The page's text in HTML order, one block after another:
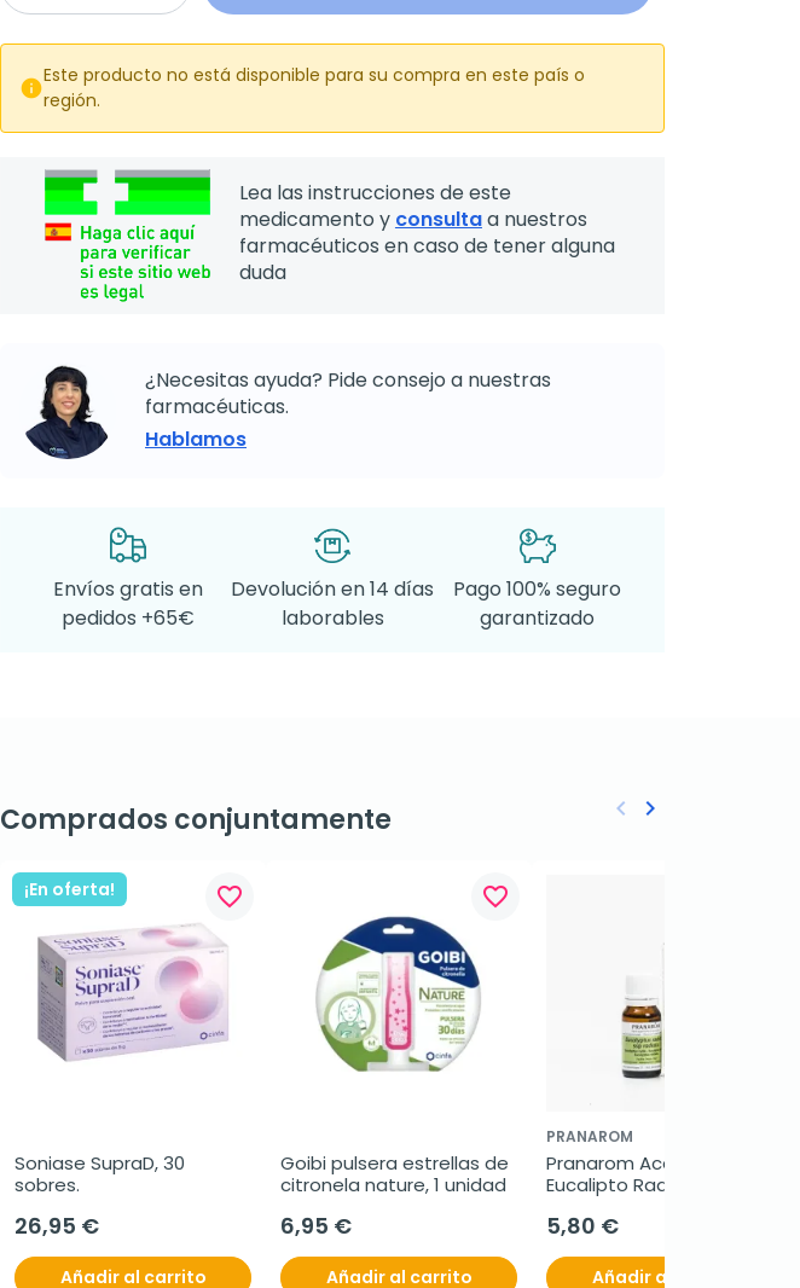

Este producto no está disponible para su compra en este país o
región.
Lea las instrucciones de este
medicamento y consultaa nuestros
farmacéuticos en caso de tener alguna
duda
¿Necesitas ayuda? Pide consejo a nuestras
farmacéuticas.
Hablamos
Envíos gratis en
pedidos +65€
Devolución en 14 días
laborables
Pago 100% seguro
garantizado
Comprados conjuntamente
¡En oferta! favorite_border
Soniase SupraD, 30
sobres.
26,95 €
Añadir al carrito
favorite_border
Goibi pulsera estrellas de
citronela nature, 1 unidad
6,95 €
Añadir al carrito
PRANAROM
Pranarom Aceite Esencial
Eucalipto Radiata, 10ml
5,80 €
Añadir al carrito
Anterior
keyboard_arrow_left Siguiente
keyboard_arrow_right